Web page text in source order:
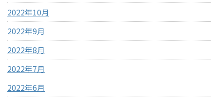
2022年10月
2022年9月
2022年8月
2022年7月
2022年6月